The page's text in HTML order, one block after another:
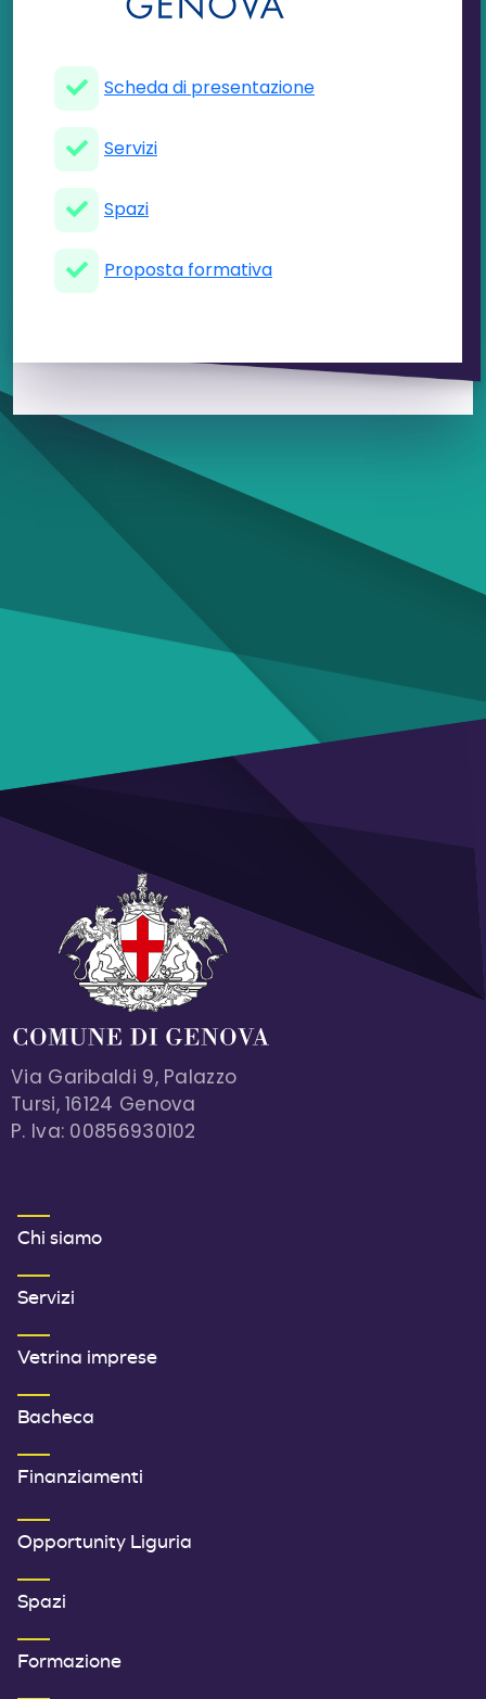
Scheda di presentazione
Servizi
Spazi
Proposta formativa
Via Garibaldi 9, Palazzo
Tursi, 16124 Genova
P. Iva: 00856930102
MENU FOOTER 1
Chi siamo
Servizi
Vetrina imprese
Bacheca
Finanziamenti
SECONDO MENU FOOTER
Opportunity Liguria
Spazi
Formazione